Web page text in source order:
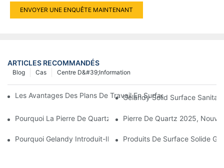
ENVOYER UNE ENQUÊTE MAINTENANT
ARTICLES RECOMMANDÉS
Centre D&#39;information
Cas
Blog
Les Avantages Des Plans De Travail En Surface Solide Dans
Gelandy Solid Surface
Pourquoi La Pierre De Quartz Est-Elle Devenue Si Populaire ?
Pierre De Quartz 2025,
Pourquoi Gelandy Introduit-Il La Catégorie Des Comptoirs En
Produits De Surface Solide